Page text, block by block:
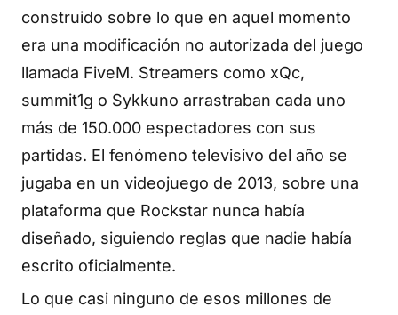
construido sobre lo que en aquel momento
era una modificación no autorizada del juego
llamada FiveM. Streamers como xQc,
summit1g o Sykkuno arrastraban cada uno
más de 150.000 espectadores con sus
partidas. El fenómeno televisivo del año se
jugaba en un videojuego de 2013, sobre una
plataforma que Rockstar nunca había
diseñado, siguiendo reglas que nadie había
escrito oficialmente.
Lo que casi ninguno de esos millones de